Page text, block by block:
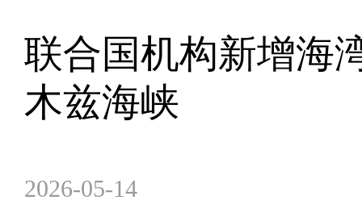
联合国机构新增海
木兹海峡
2026-05-14